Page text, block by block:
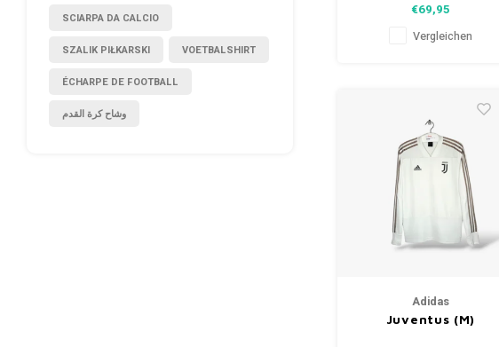
SCIARPA DA CALCIO
SZALIK PIŁKARSKI VOETBALSHIRT
ÉCHARPE DE FOOTBALL
وشاح كرة القدم
Hemdes: 10/10 (BNWT)
€69,95
Vergleichen
Adidas
Juventus (M)